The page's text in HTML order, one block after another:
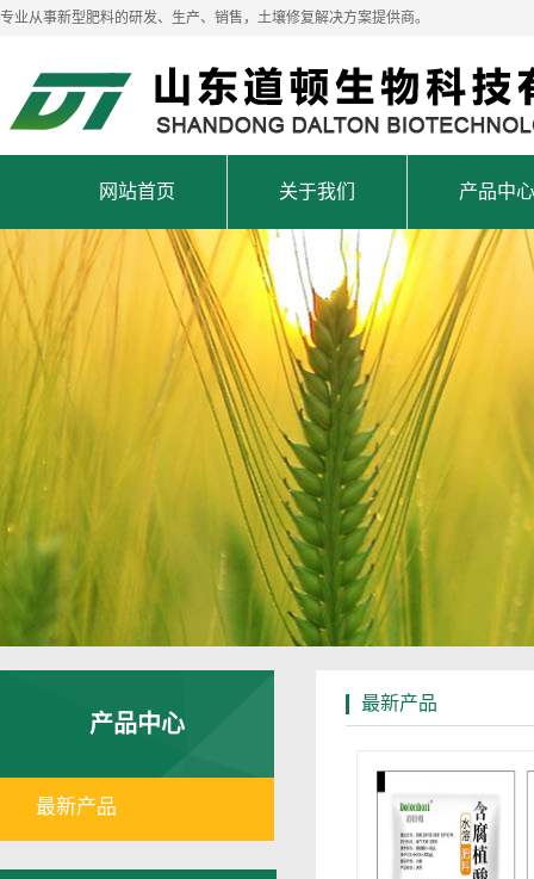
专业从事新型肥料的研发、生产、销售，土壤修复解决方案提供商。
网站首页 关于我们 产品中心
产品中心
最新产品
最新产品